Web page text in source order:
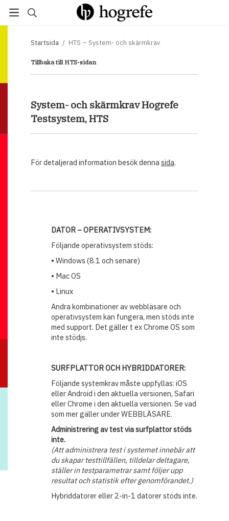
Startsida / HTS – System- och skärmkrav
Tillbaka till HTS-sidan
System- och skärmkrav Hogrefe
Testsystem, HTS
För detaljerad information besök dennasida.
DATOR – OPERATIVSYSTEM:
Följande operativsystem stöds:
• Windows (8.1 och senare)
• Mac OS
• Linux
Andra kombinationer av webbläsare och
operativsystem kan fungera, men stöds inte
med support. Det gäller t ex Chrome OS som
inte stödjs.
SURFPLATTOR OCH HYBRIDDATORER:
Följande systemkrav måste uppfyllas: iOS
eller Android i den aktuella versionen, Safari
eller Chrome i den aktuella versionen. Se vad
som mer gäller under WEBBLÄSARE.
Administrering av test via surfplattor stöds
inte.
(Att administrera test i systemet innebär att
du skapar testtillfällen, tilldelar deltagare,
ställer in testparametrar samt följer upp
resultat och statistik efter genomförandet.)
Hybriddatorer eller 2-in-1 datorer stöds inte.